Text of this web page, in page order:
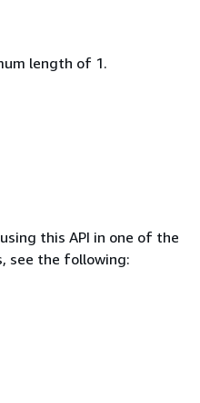
length of 1.
this API in one of the
see the following: